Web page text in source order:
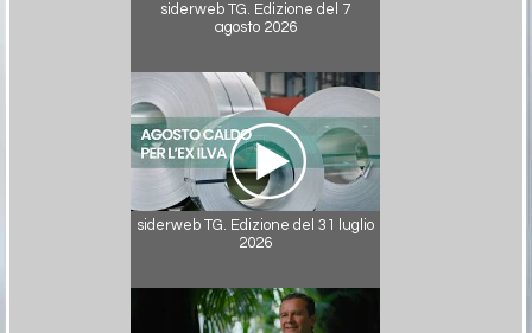
siderweb TG. Edizione del 7
agosto 2026
siderweb TG. Edizione del 31 luglio
2026